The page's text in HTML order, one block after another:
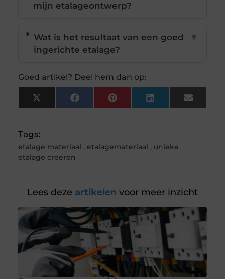
mijn etalageontwerp?
Wat is het resultaat van een goed
ingerichte etalage?
▼
Goed artikel? Deel hem dan op:
X
(Twitter)
FacebookPinterestLinkedInEmail
Tags:
etalage materiaal , etalagemateriaal , unieke
etalage creeren
Lees deze artikelen voor meer inzicht